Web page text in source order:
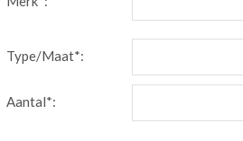
Type/Maat*:
Aantal*: